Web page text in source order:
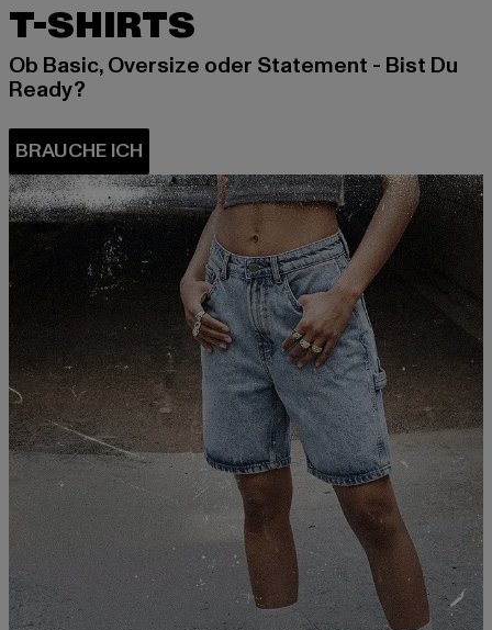
T-SHIRTS
Ob Basic, Oversize oder Statement - Bist Du
Ready?